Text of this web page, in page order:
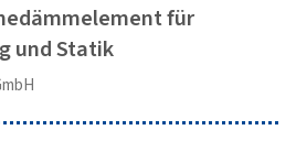
für
und Statik